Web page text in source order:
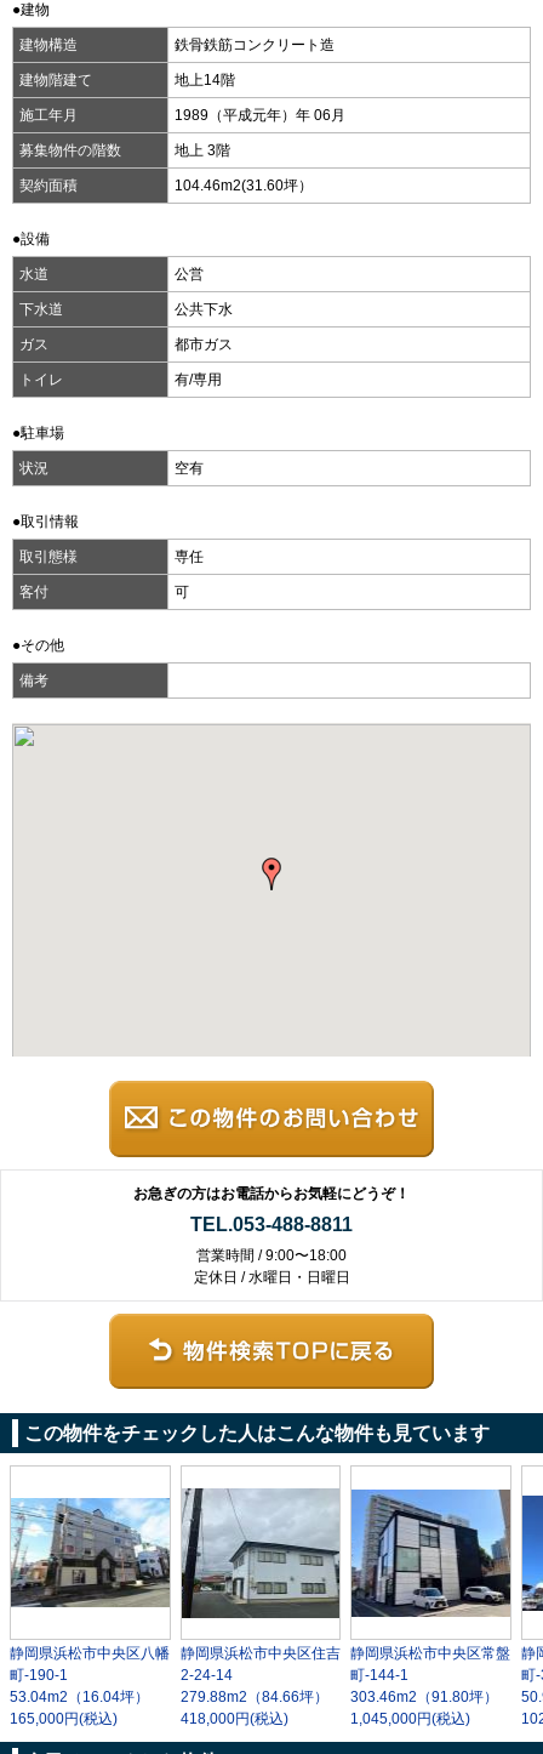
●建物
建物構造 鉄骨鉄筋コンクリート造
建物階建て 地上14階
施工年月 1989（平成元年）年 06月
募集物件の階数 地上 3階
契約面積 104.46m2(31.60坪）
●設備
水道 公営
下水道 公共下水
ガス 都市ガス
トイレ 有/専用
●駐車場
状況 空有
●取引情報
取引態様 専任
客付 可
●その他
備考
お急ぎの方はお電話からお気軽にどうぞ！
TEL.053-488-8811
営業時間 / 9:00〜18:00
定休日 / 水曜日・日曜日
この物件をチェックした人はこんな物件も見ています
静岡県浜松市中央区八幡
町-190-1
53.04m2 （16.04坪）
165,000円(税込)
静岡県浜松市中央区住吉
2-24-14
279.88m2 （84.66坪）
418,000円(税込)
静岡県浜松市中央区常盤
町-144-1
303.46m2 （91.80坪）
1,045,000円(税込)
静
町